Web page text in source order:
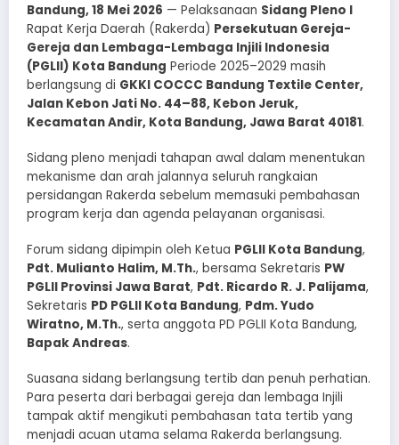
Bandung, 18 Mei 2026 — Pelaksanaan Sidang Pleno I
Rapat Kerja Daerah (Rakerda) Persekutuan Gereja-
Gereja dan Lembaga-Lembaga Injili Indonesia
(PGLII) Kota Bandung Periode 2025–2029 masih
berlangsung di GKKI COCCC Bandung Textile Center,
Jalan Kebon Jati No. 44–88, Kebon Jeruk,
Kecamatan Andir, Kota Bandung, Jawa Barat 40181.
Sidang pleno menjadi tahapan awal dalam menentukan
mekanisme dan arah jalannya seluruh rangkaian
persidangan Rakerda sebelum memasuki pembahasan
program kerja dan agenda pelayanan organisasi.
Forum sidang dipimpin oleh Ketua PGLII Kota Bandung,
Pdt. Mulianto Halim, M.Th., bersama Sekretaris PW
PGLII Provinsi Jawa Barat, Pdt. Ricardo R. J. Palijama,
Sekretaris PD PGLII Kota Bandung, Pdm. Yudo
Wiratno, M.Th., serta anggota PD PGLII Kota Bandung,
Bapak Andreas.
Suasana sidang berlangsung tertib dan penuh perhatian.
Para peserta dari berbagai gereja dan lembaga Injili
tampak aktif mengikuti pembahasan tata tertib yang
menjadi acuan utama selama Rakerda berlangsung.